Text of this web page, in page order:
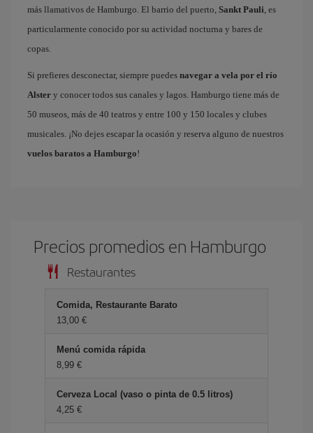
más llamativos de Hamburgo. El barrio del puerto, Sankt Pauli, es
particularmente conocido por su actividad nocturna y bares de
copas.
Si prefieres desconectar, siempre puedes navegar a vela por el río
Alster y conocer todos sus canales y lagos. Hamburgo tiene más de
50 museos, más de 40 teatros y entre 100 y 150 locales y clubes
musicales. ¡No dejes escapar la ocasión y reserva alguno de nuestros
vuelos baratos a Hamburgo!
Precios promedios en Hamburgo
Restaurantes
Comida, Restaurante Barato
13,00 €
Menú comida rápida
8,99 €
Cerveza Local (vaso o pinta de 0.5 litros)
4,25 €